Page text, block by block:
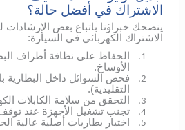
الاشتراك في أفضل حالة؟
ينصحك خبراؤنا باتباع بعض
الاشتراك الكهربائي في السيارة:
1.
الحفاظ على نظافة أطراف
الأوساخ.
2.
فحص السوائل داخل البطارية
التقليدية).
3. التحقق من سلامة الكابلات
4. تجنب تشغيل الأجهزة عند
5. اختيار بطاريات أصلية عالية